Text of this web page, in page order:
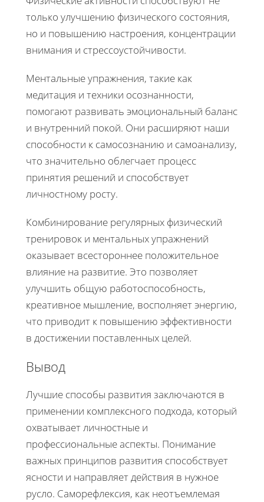
только улучшению физического состояния,
но и повышению настроения, концентрации
внимания и стрессоустойчивости.
Ментальные упражнения, такие как
медитация и техники осознанности,
помогают развивать эмоциональный баланс
и внутренний покой. Они расширяют наши
способности к самосознанию и самоанализу,
что значительно облегчает процесс
принятия решений и способствует
личностному росту.
Комбинирование регулярных физический
тренировок и ментальных упражнений
оказывает всестороннее положительное
влияние на развитие. Это позволяет
улучшить общую работоспособность,
креативное мышление, восполняет энергию,
что приводит к повышению эффективности
в достижении поставленных целей.
Вывод
Лучшие способы развития заключаются в
применении комплексного подхода, который
охватывает личностные и
профессиональные аспекты. Понимание
важных принципов развития способствует
ясности и направляет действия в нужное
русло. Саморефлексия, как неотъемлемая